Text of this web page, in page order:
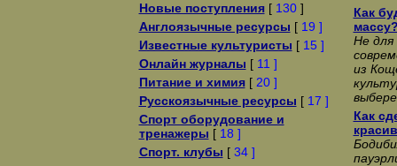
Новые поступления[ 130]
Англоязычные ресурсы [ 19 ]
Известные культуристы [ 15 ]
Онлайн журналы [ 11 ]
Питание и химия[ 20 ]
Русскоязычные ресурсы [ 17 ]
Спорт оборудование и
тренажеры [ 18 ]
Спорт. клубы [ 34 ]
Как
Не для
из
Как